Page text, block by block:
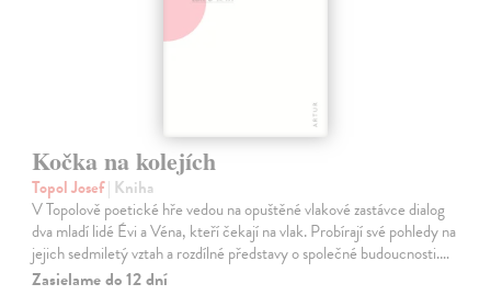
Kočka na kolejích
Topol Josef| Kniha
V Topolově poetické hře vedou na opuštěné vlakové zastávce dialog
dva mladí lidé Évi a Véna, kteří čekají na vlak. Probírají své pohledy na
jejich sedmiletý vztah a rozdílné představy o společné budoucnosti.…
Zasielame do 12 dní